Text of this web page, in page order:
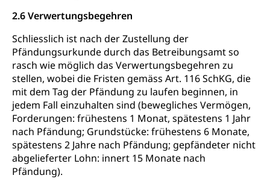
2.6 Verwertungsbegehren
Schliesslich ist nach der Zustellung der
Pfändungsurkunde durch das Betreibungsamt so
rasch wie möglich das Verwertungsbegehren zu
stellen, wobei die Fristen gemäss Art. 116 SchKG, die
mit dem Tag der Pfändung zu laufen beginnen, in
jedem Fall einzuhalten sind (bewegliches Vermögen,
Forderungen: frühestens 1 Monat, spätestens 1 Jahr
nach Pfändung; Grundstücke: frühestens 6 Monate,
spätestens 2 Jahre nach Pfändung; gepfändeter nicht
abgelieferter Lohn: innert 15 Monate nach
Pfändung).